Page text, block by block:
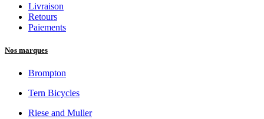
Livraison
Retours
Paiements
Nos marques
Brompton
Tern Bicycles
Riese and Muller